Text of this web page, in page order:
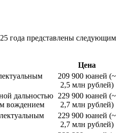
года представлены следующим
Цена
209 900 юаней (~
2,5 млн рублей)
дальностью
вождением
229 900 юаней (~
2,7 млн рублей)
229 900 юаней (~
2,7 млн рублей)